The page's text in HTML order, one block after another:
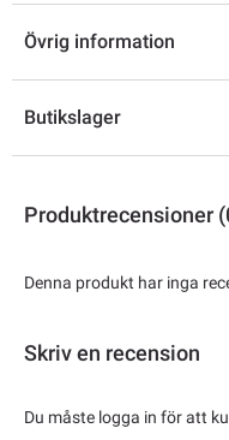
Övrig information
Butikslager
Produktrecensioner
Denna produkt har inga
Skriv en recension
Du måste logga in för att